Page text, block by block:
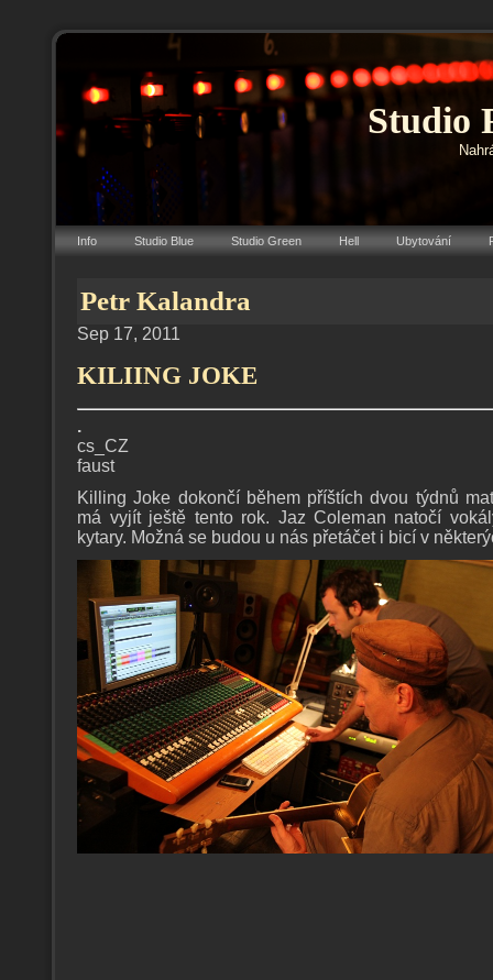
Studio
Info Studio Blue Studio Green Hell Ubytování
Petr Kalandra
Sep 17, 2011
KILIING JOKE
.
cs_CZ
faust
Killing Joke dokončí během příštích dvou týdnů
má vyjít ještě tento rok. Jaz Coleman natočí
kytary. Možná se budou u nás přetáčet i bicí v